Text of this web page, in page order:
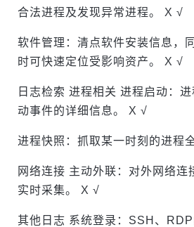
合法进程及发现异常进程。 X √
软件管理：清点软件安装信息，
时可快速定位受影响资产。 X √
日志检索 进程相关 进程启动：
动事件的详细信息。 X √
进程快照：抓取某一时刻的进程
网络连接 主动外联：对外网络连
实时采集。 X √
其他日志 系统登录：SSH、RDP